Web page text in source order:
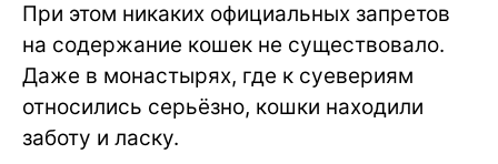
При этом никаких официальных запретов
на содержание кошек не существовало.
Даже в монастырях, где к суевериям
относились серьёзно, кошки находили
заботу и ласку.